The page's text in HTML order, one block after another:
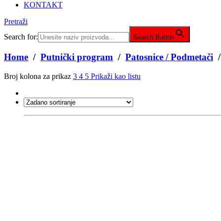
KONTAKT
Pretraži
Search for:
Search Button
Home / Putnički program / Patosnice / Podmetači
Broj kolona za prikaz 3 4 5 Prikaži kao listu